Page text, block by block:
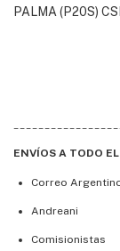
PALMA (P20S)
ENVÍOS A TODO
Correo
Andreani
Comisionistas